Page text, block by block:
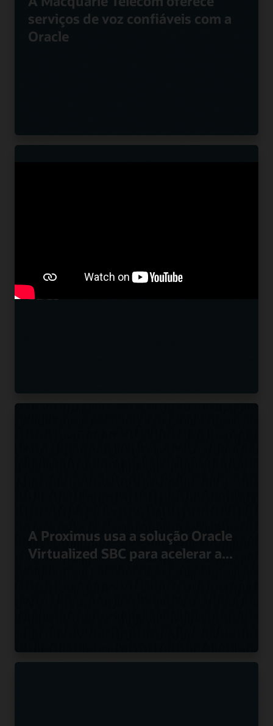
serviços de voz confiáveis com a
Oracle
inovadoras de UC usando Oracle
SBCs
A Proximus usa a solução Oracle
Virtualized SBC para acelerar a...